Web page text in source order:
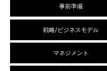
事前準備
戦略/ビジネスモデル
マネジメント